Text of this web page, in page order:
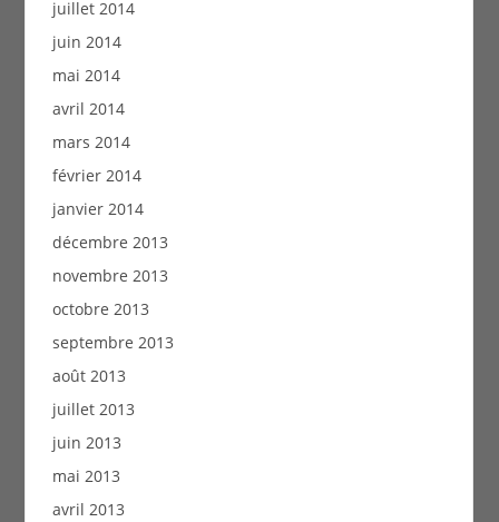
juillet 2014
juin 2014
mai 2014
avril 2014
mars 2014
février 2014
janvier 2014
décembre 2013
novembre 2013
octobre 2013
septembre 2013
août 2013
juillet 2013
juin 2013
mai 2013
avril 2013